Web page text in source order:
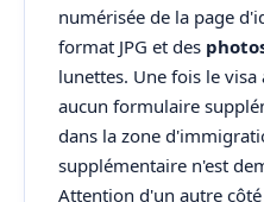
numérisée de la page
format JPG et des
lunettes. Une fois le
aucun formulaire
dans la zone
supplémentaire n'est
Attention d'un autre